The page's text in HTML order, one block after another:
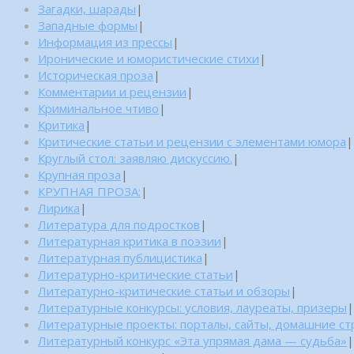
Загадки, шарады |
Западные формы |
Информация из прессы |
Иронические и юмористические стихи |
Историческая проза |
Комментарии и рецензии |
Криминальное чтиво |
Критика |
Критические статьи и рецензии с элементами юмора |
Круглый стол: заявляю дискуссию. |
Крупная проза |
КРУПНАЯ ПРОЗА: |
Лирика |
Литература для подростков |
Литературная критика в поэзии |
Литературная публицистика |
Литературно-критические статьи |
Литературно-критические статьи и обзоры |
Литературные конкурсы: условия, лауреаты, призеры |
Литературные проекты: порталы, сайты, домашние
Литературный конкурс «Эта упрямая дама — судьба» |